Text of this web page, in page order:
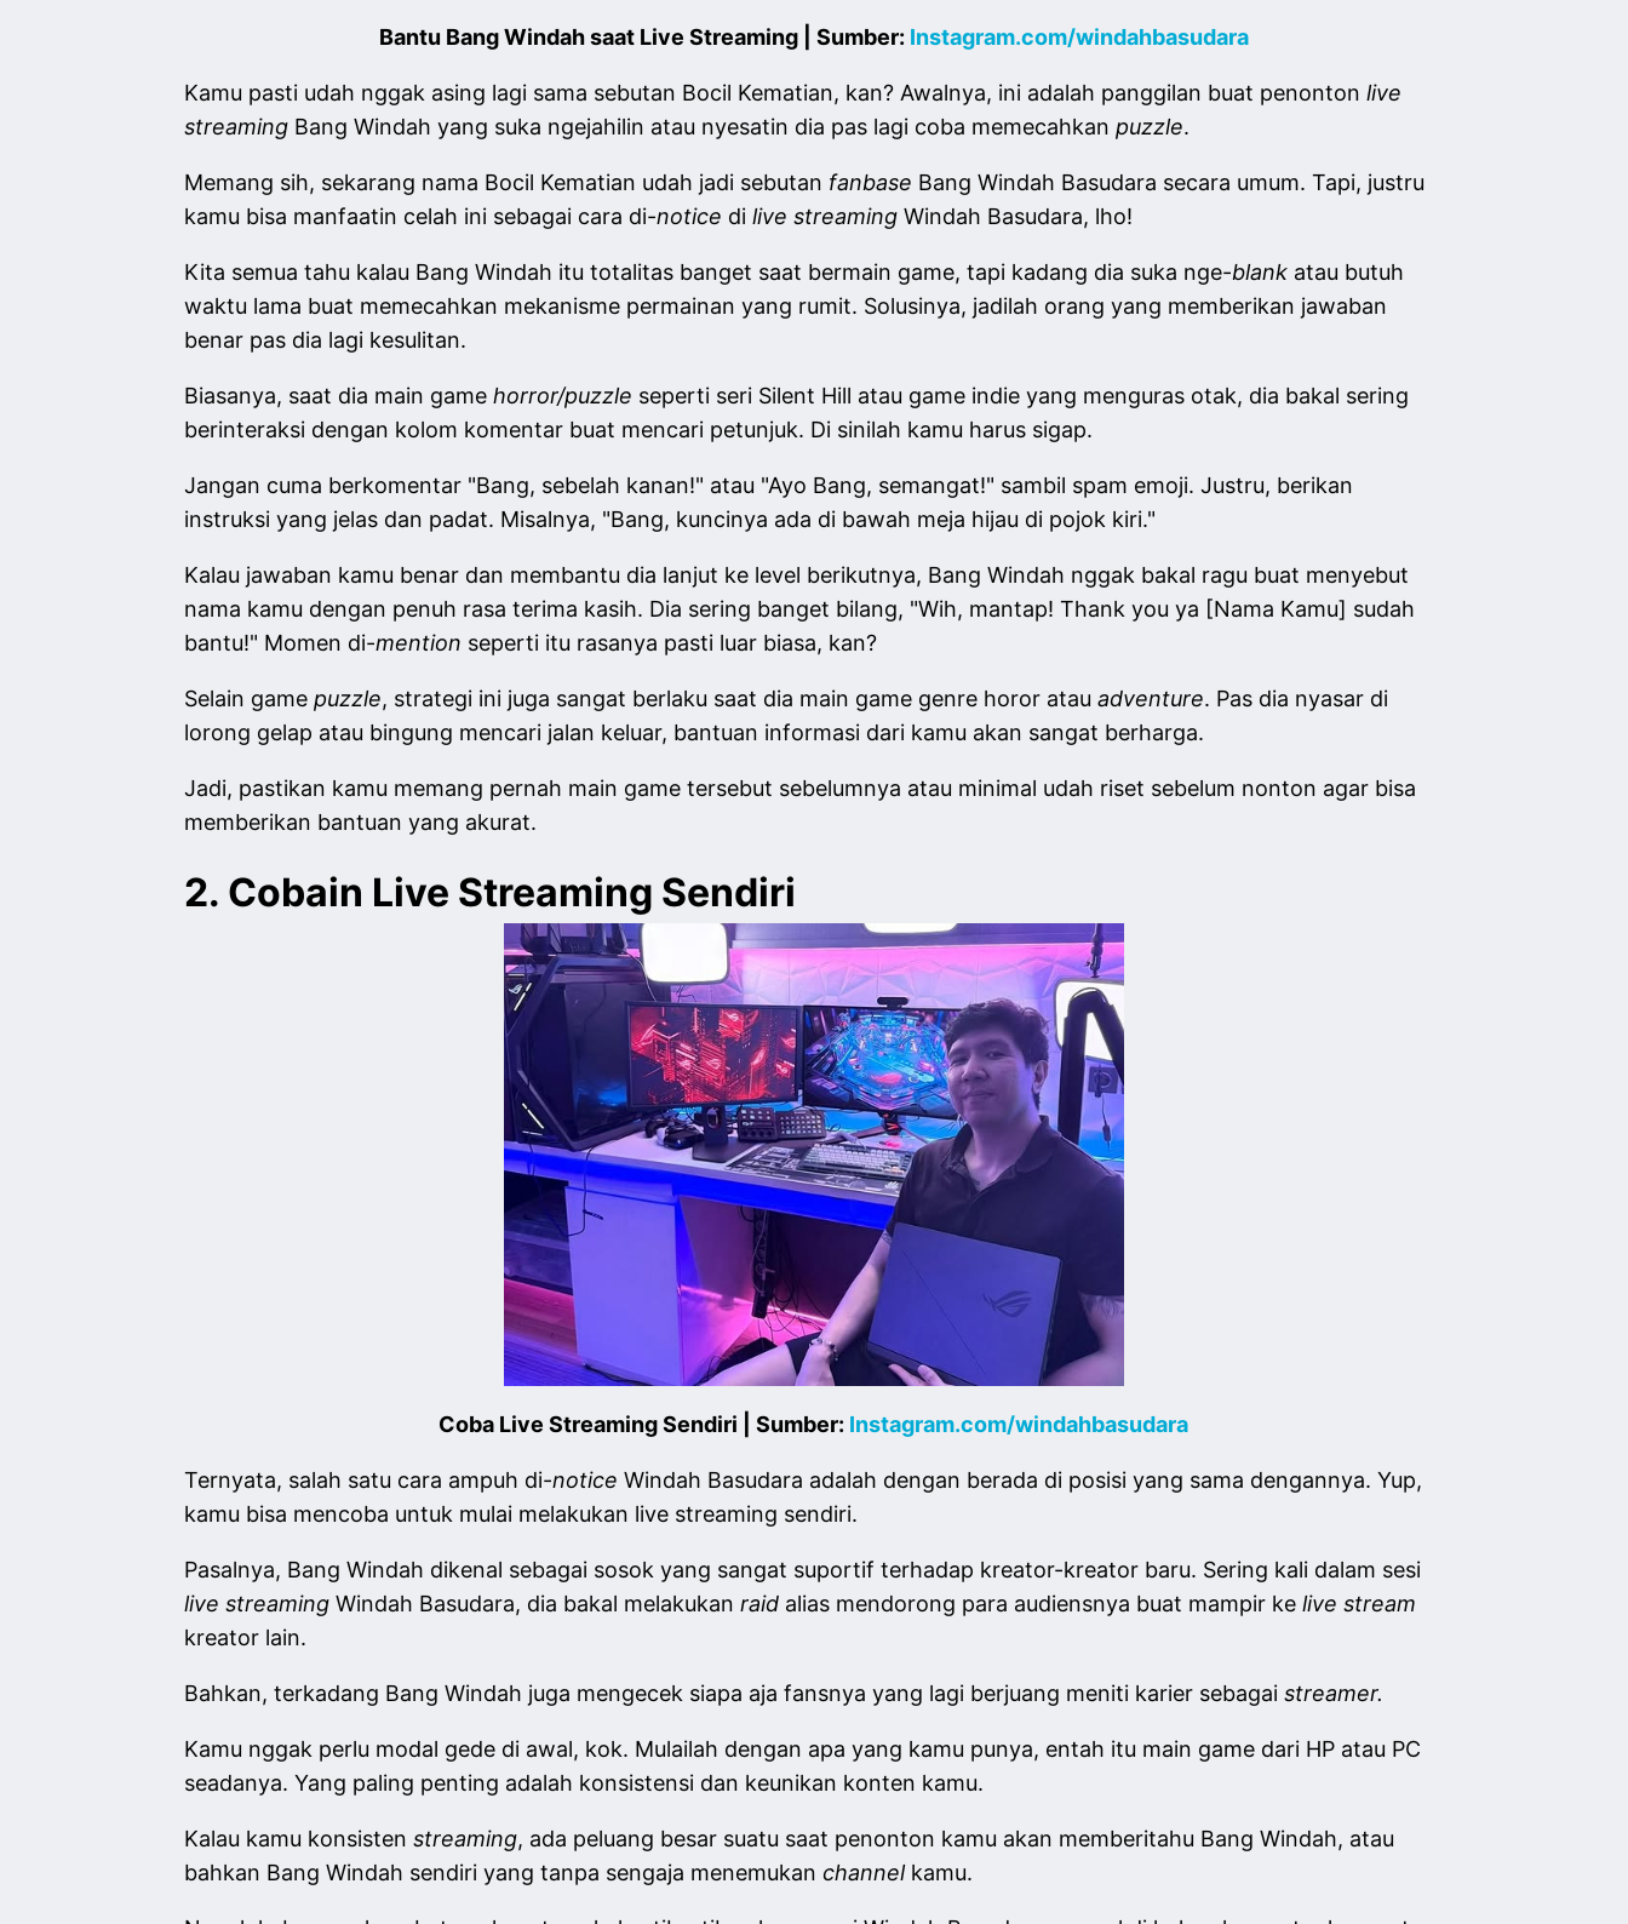
Bantu Bang Windah saat Live Streaming | Sumber: Instagram.com/windahbasudara
Kamu pasti udah nggak asing lagi sama sebutan Bocil Kematian, kan? Awalnya, ini adalah panggilan buat penonton live
streaming Bang Windah yang suka ngejahilin atau nyesatin dia pas lagi coba memecahkan puzzle.
Memang sih, sekarang nama Bocil Kematian udah jadi sebutan fanbase Bang Windah Basudara secara umum. Tapi, justru
kamu bisa manfaatin celah ini sebagai cara di-notice di live streaming Windah Basudara, lho!
Kita semua tahu kalau Bang Windah itu totalitas banget saat bermain game, tapi kadang dia suka nge-blankatau butuh
waktu lama buat memecahkan mekanisme permainan yang rumit. Solusinya, jadilah orang yang memberikan jawaban
benar pas dia lagi kesulitan.
Biasanya, saat dia main game horror/puzzle seperti seri Silent Hill atau game indie yang menguras otak, dia bakal sering
berinteraksi dengan kolom komentar buat mencari petunjuk. Di sinilah kamu harus sigap.
Jangan cuma berkomentar "Bang, sebelah kanan!" atau "Ayo Bang, semangat!" sambil spam emoji. Justru, berikan
instruksi yang jelas dan padat. Misalnya, "Bang, kuncinya ada di bawah meja hijau di pojok kiri."
Kalau jawaban kamu benar dan membantu dia lanjut ke level berikutnya, Bang Windah nggak bakal ragu buat menyebut
nama kamu dengan penuh rasa terima kasih. Dia sering banget bilang, "Wih, mantap! Thank you ya [Nama Kamu] sudah
bantu!" Momen di-mention seperti itu rasanya pasti luar biasa, kan?
Selain game puzzle, strategi ini juga sangat berlaku saat dia main game genre horor atau adventure. Pas dia nyasar di
lorong gelap atau bingung mencari jalan keluar, bantuan informasi dari kamu akan sangat berharga.
Jadi, pastikan kamu memang pernah main game tersebut sebelumnya atau minimal udah riset sebelum nonton agar bisa
memberikan bantuan yang akurat.
2. Cobain Live Streaming Sendiri
Coba Live Streaming Sendiri | Sumber: Instagram.com/windahbasudara
Ternyata, salah satu cara ampuh di-notice Windah Basudara adalah dengan berada di posisi yang sama dengannya. Yup,
kamu bisa mencoba untuk mulai melakukan live streaming sendiri.
Pasalnya, Bang Windah dikenal sebagai sosok yang sangat suportif terhadap kreator-kreator baru. Sering kali dalam sesi
live streaming Windah Basudara, dia bakal melakukan raid alias mendorong para audiensnya buat mampir ke live stream
kreator lain.
Bahkan, terkadang Bang Windah juga mengecek siapa aja fansnya yang lagi berjuang meniti karier sebagai streamer.
Kamu nggak perlu modal gede di awal, kok. Mulailah dengan apa yang kamu punya, entah itu main game dari HP atau PC
seadanya. Yang paling penting adalah konsistensi dan keunikan konten kamu.
Kalau kamu konsisten streaming, ada peluang besar suatu saat penonton kamu akan memberitahu Bang Windah, atau
bahkan Bang Windah sendiri yang tanpa sengaja menemukan channelkamu.